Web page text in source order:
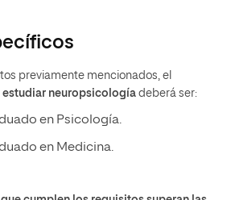
previamente mencionados, el
estudiar neuropsicología deberá ser:
en Psicología.
en Medicina.